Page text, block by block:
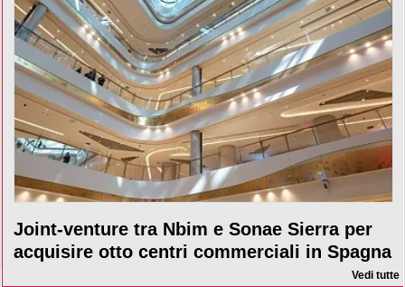
Joint-venture tra Nbim e Sonae Sierra per
acquisire otto centri commerciali in Spagna
Vedi tutte